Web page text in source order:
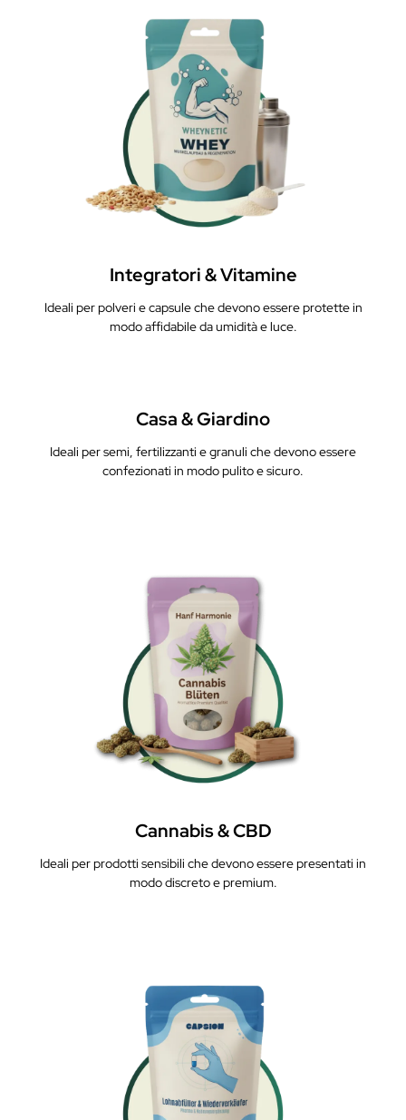
Integratori & Vitamine
Ideali per polveri e capsule che devono essere protette in
modo affidabile da umidità e luce.
Casa & Giardino
Ideali per semi, fertilizzanti e granuli che devono essere
confezionati in modo pulito e sicuro.
Cannabis & CBD